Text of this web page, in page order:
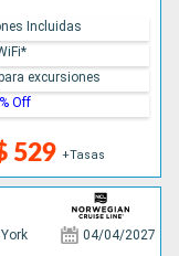
529 +Tasas
Incluidas
excursiones
Off
04/04/2027